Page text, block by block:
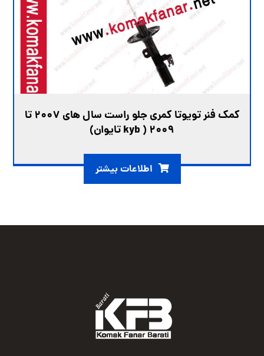
کمک فنر تویوتا کمری جلو راست سال های 2007 تا
2009 ( kyb تایوان)
اطلاعات بیشتر